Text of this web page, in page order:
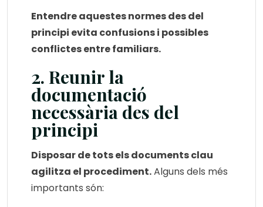
Entendre aquestes normes des del
principi evita confusions i possibles
conflictes entre familiars.
2. Reunir la
documentació
necessària des del
principi
Disposar de tots els documents clau
agilitza el procediment.Alguns dels més
importants són: